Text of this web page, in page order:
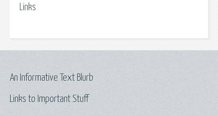
Links
Links to Important Stuff
An Informative Text Blurb